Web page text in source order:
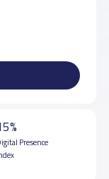
Presence